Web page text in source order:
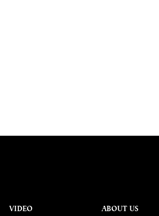
VIDEO ABOUT US